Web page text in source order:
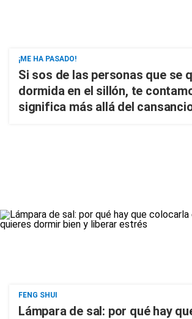
¡ME HA PASADO!
Si sos de las personas que se
dormida en el sillón, te
significa más allá del
FENG SHUI
Lámpara de sal: por qué hay